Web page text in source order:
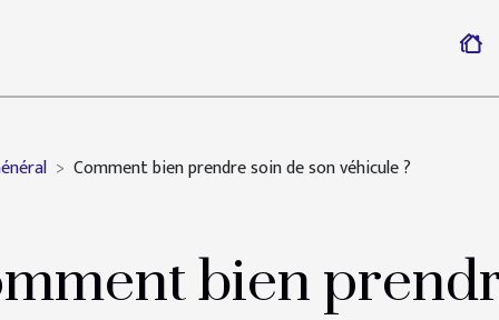
Comment bien prendre soin de son véhicule ?
bien